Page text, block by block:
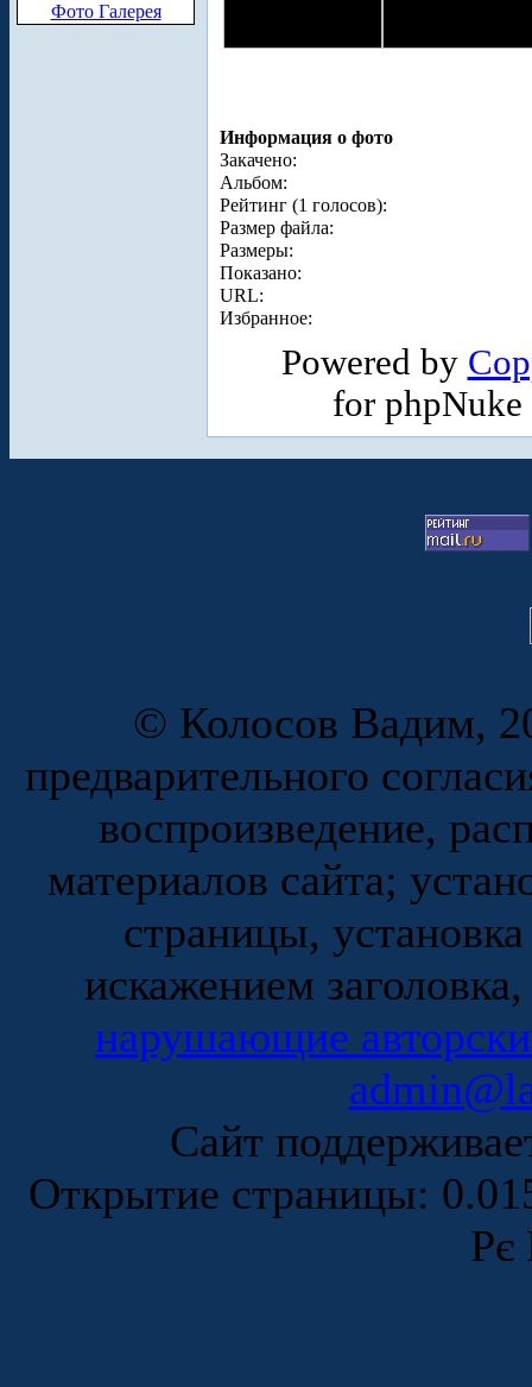
Фото Галерея
Информация о фото
Закачено:
Альбом:
Рейтинг (1 голосов):
Размер файла:
Размеры:
Показано:
URL:
Избранное:
Powered by
for
© Колосов Вадим,
предварительного
воспроизведение,
материалов сайта;
страницы,
искажением
нарушающие
Сайт
Открытие страницы:
Рє